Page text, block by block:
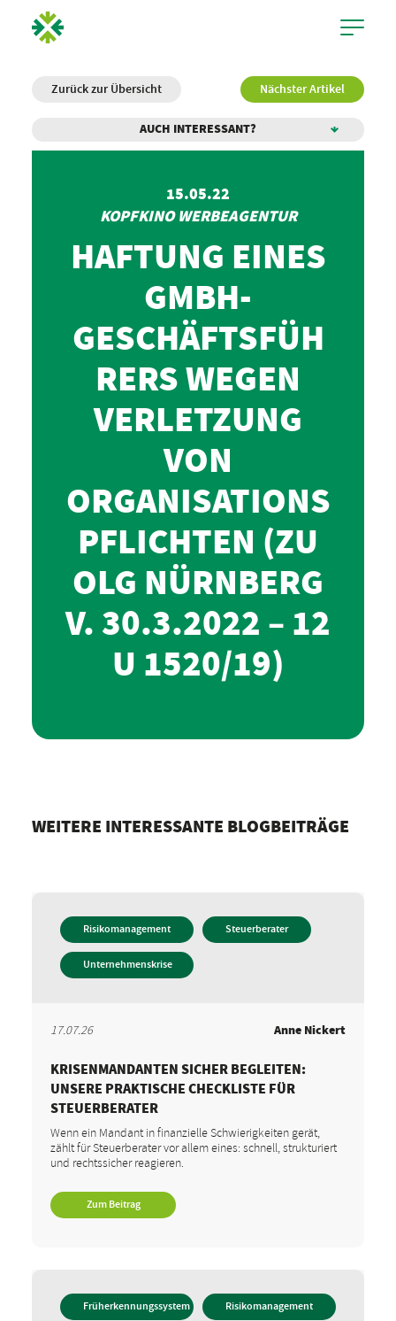
Zurück zur Übersicht Nächster Artikel
AUCH INTERESSANT?
15.05.22
KOPFKINO WERBEAGENTUR
HAFTUNG EINES
GMBH-
GESCHÄFTSFÜH
RERS WEGEN
VERLETZUNG
VON
ORGANISATIONS
PFLICHTEN (ZU
OLG NÜRNBERG
V. 30.3.2022 – 12
U 1520/19)
WEITERE INTERESSANTE BLOGBEITRÄGE
Risikomanagement Steuerberater
Unternehmenskrise
17.07.26 Anne Nickert
KRISENMANDANTEN SICHER BEGLEITEN:
UNSERE PRAKTISCHE CHECKLISTE FÜR
STEUERBERATER
Wenn ein Mandant in finanzielle Schwierigkeiten gerät,
zählt für Steuerberater vor allem eines: schnell, strukturiert
und rechtssicher reagieren.
Zum Beitrag
Früherkennungssystem Risikomanagement